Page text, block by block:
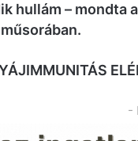
hullám – mondta
-